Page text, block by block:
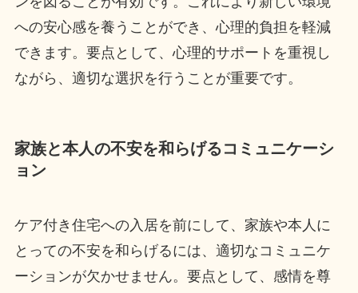
への安心感を養うことができ、心理的負担を軽減
できます。要点として、心理的サポートを重視し
ながら、適切な選択を行うことが重要です。
家族と本人の不安を和らげるコミュニケーシ
ョン
ケア付き住宅への入居を前にして、家族や本人に
とっての不安を和らげるには、適切なコミュニケ
ーションが欠かせません。要点として、感情を尊